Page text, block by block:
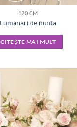
120 CM
Lumanari de nunta
CITEȘTE MAI MULT